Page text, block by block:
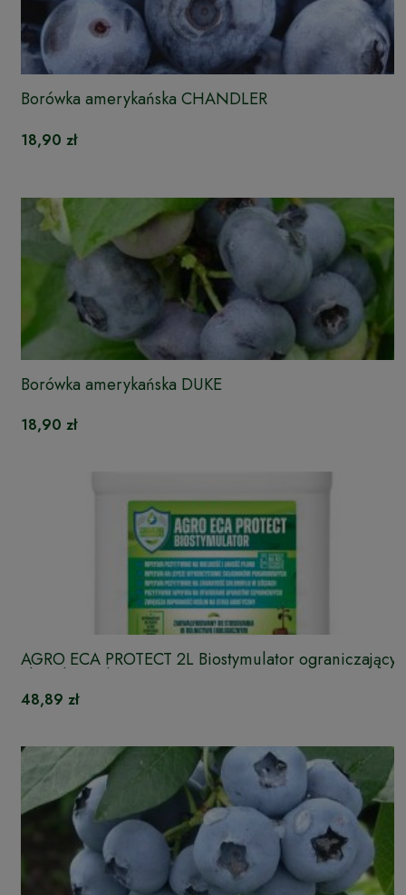
Borówka amerykańska CHANDLER
18,90 zł
Borówka amerykańska DUKE
18,90 zł
AGRO ECA PROTECT 2L Biostymulator ograniczający
choroby roślin
48,89 zł